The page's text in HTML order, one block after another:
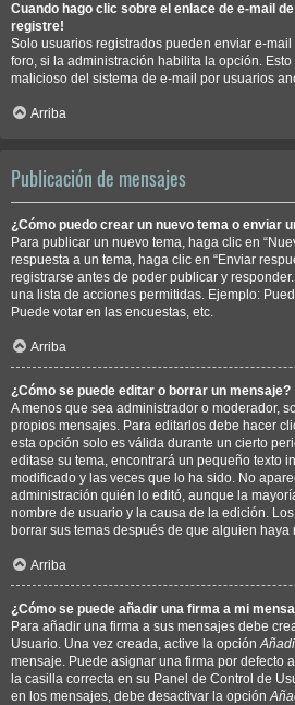
Cuando hago clic sobre el enlace de e-mail
registre!
Solo usuarios registrados pueden enviar e-
foro, si la administración habilita la opción.
malicioso del sistema de e-mail por usuarios
Arriba
Publicación de mensajes
¿Cómo puedo crear un nuevo tema o enviar
Para publicar un nuevo tema, haga clic en
respuesta a un tema, haga clic en “Enviar
registrarse antes de poder publicar y
una lista de acciones permitidas. Ejemplo:
Puede votar en las encuestas, etc.
Arriba
¿Cómo se puede editar o borrar un mensaje?
A menos que sea administrador o moderador,
propios mensajes. Para editarlos debe hacer
esta opción solo es válida durante un cierto
editase su tema, encontrará un pequeño texto
modificado y las veces que lo ha sido. No
administración quién lo editó, aunque la
nombre de usuario y la causa de la edición.
borrar sus temas después de que alguien haya
Arriba
¿Cómo se puede añadir una firma a mi
Para añadir una firma a sus mensajes debe
Usuario. Una vez creada, active la opción
mensaje. Puede asignar una firma por defecto
la casilla correcta en su Panel de Control de
en los mensajes, debe desactivar la opción